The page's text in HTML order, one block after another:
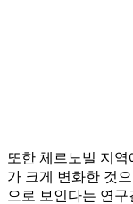
또한 체르노빌 지
가 크게 변화한 것
으로 보인다는 연